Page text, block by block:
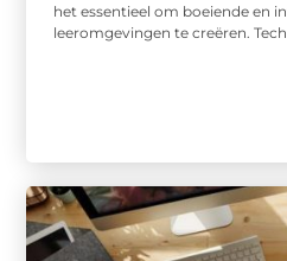
het essentieel om boeiende en
leeromgevingen te creëren.